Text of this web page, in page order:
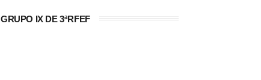
GRUPO IX DE 3ªRFEF